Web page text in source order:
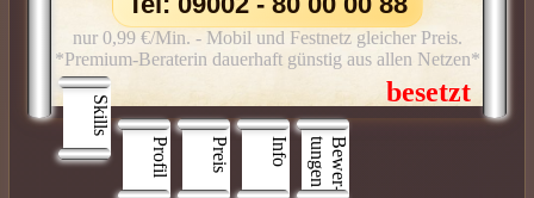
Skills
Profil
Preis Info B
e
w
e
r
­
t
u
n
g
e
n
nur 0,99 €/Min. - Mobil und Festnetz gleicher Preis.
*Premium-Beraterin dauerhaft günstig aus allen Netzen*